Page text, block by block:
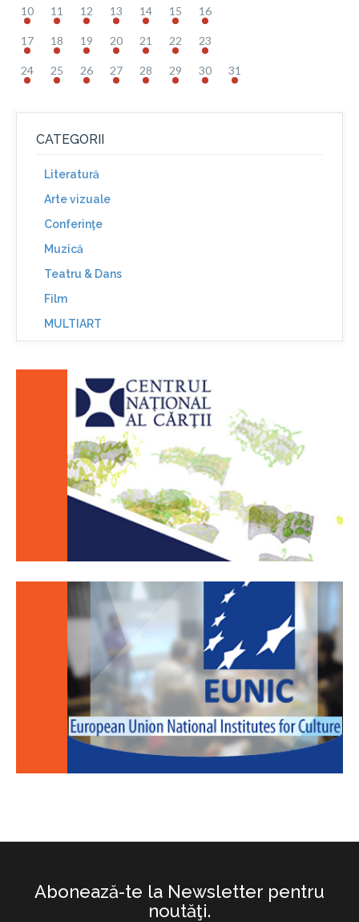
10 11 12 13 14 15 16
17 18 19 20 21 22 23
24 25 26 27 28 29 30 31
CATEGORII
Literatură
Arte vizuale
Conferinţe
Muzică
Teatru & Dans
Film
MULTIART
Abonează-te la Newsletter pentru
noutăţi.